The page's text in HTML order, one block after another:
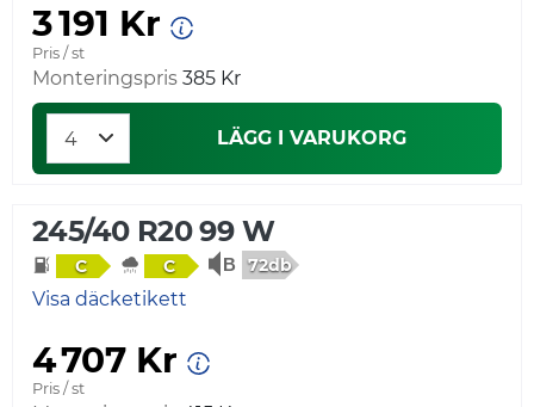
3 191 Kr
Pris / st
Monteringspris 385 Kr
LÄGG I VARUKORG
245/40 R20 99 W
C C 72db
Visa däcketikett
4 707 Kr
Pris / st